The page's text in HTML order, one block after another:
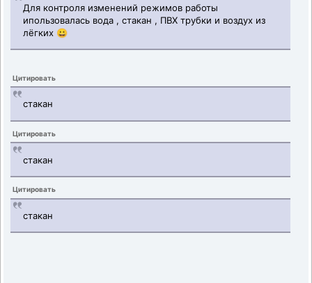
Для контроля изменений режимов работы
ипользовалась вода , стакан , ПВХ трубки и воздух из
лёгких 😀
Цитировать
стакан
Цитировать
стакан
Цитировать
стакан